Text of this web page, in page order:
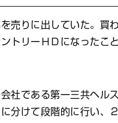
売りに出していた。買
トリーＨＤになったこ
社である第一三共ヘル
分けて段階的に行い、